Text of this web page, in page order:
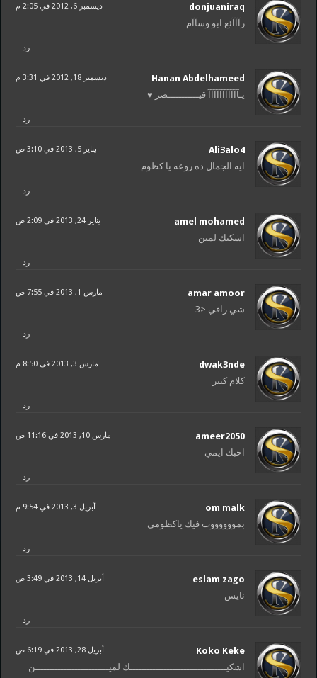
donjuaniraq ديسمبر 6, 2012 في 2:05 م
رآآآئع ابو وسآآم
رد
Hanan Abdelhameed ديسمبر 18, 2012 في 3:31 م
يـآآآآآآآآآآآ قيـــــــــــصر ♥
رد
Ali3alo4 يناير 5, 2013 في 3:10 ص
ايه الجمال ده روعه يا كظوم
رد
amel mohamed يناير 24, 2013 في 2:09 ص
اشكيك لمين
رد
amar amoor مارس 1, 2013 في 7:55 ص
شي راقي <3
رد
dwak3nde مارس 3, 2013 في 8:50 م
كلام كبير
رد
ameer2050 مارس 10, 2013 في 11:16 ص
احبك ايمي
رد
om malk أبريل 3, 2013 في 9:54 م
بمووووووت فيك ياكظومي
رد
eslam zago أبريل 14, 2013 في 3:49 ص
نايس
رد
Koko Keke أبريل 28, 2013 في 6:19 ص
اشكيــــــــــــــــــــــــــــــــــك لميــــــــــــــــــــــــــن